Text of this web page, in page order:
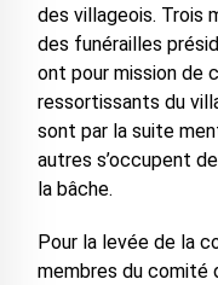
des villageois. Trois
des funérailles
ont pour mission de
ressortissants du
sont par la suite
autres s’occupent
la bâche.
Pour la levée de la
membres du comité